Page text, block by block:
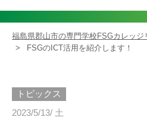
福島県郡山市の専門学校FSGカレッジ
FSGのICT活用を紹介します！
トピックス
2023/5/13/ 土